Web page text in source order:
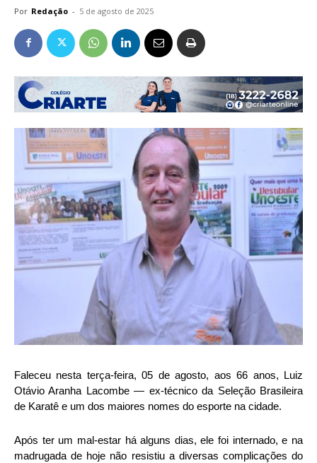
Por Redação - 5 de agosto de 2025
Faleceu nesta terça-feira, 05 de agosto, aos 66 anos, Luiz
Otávio Aranha Lacombe — ex-técnico da Seleção Brasileira
de Karatê e um dos maiores nomes do esporte na cidade.
Após ter um mal-estar há alguns dias, ele foi internado, e na
madrugada de hoje não resistiu a diversas complicações do